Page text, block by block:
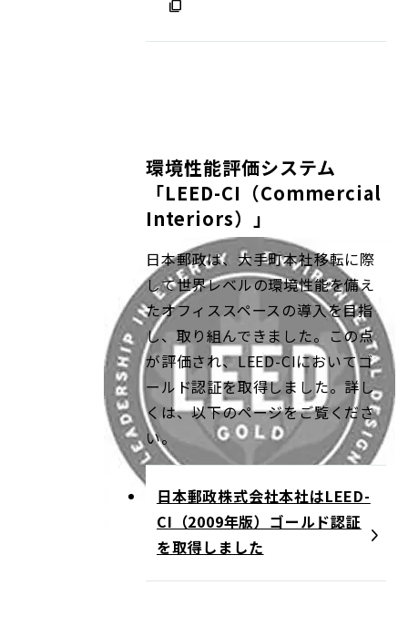
環境性能評価システム
「LEED-CI（Commercial
Interiors）」
日本郵政は、大手町本社移転に際
して世界レベルの環境性能を備え
たオフィススペースの導入を目指
し、取り組んできました。この点
が評価され、LEED-CIにおいてゴ
ールド認証を取得しました。詳し
くは、以下のページをご覧くださ
い。
日本郵政株式会社本社はLEED-
CI（2009年版）ゴールド認証
を取得しました